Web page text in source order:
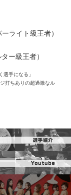
ライト級王者）
ー級王者）
手になる」
打ちありの超過激なル